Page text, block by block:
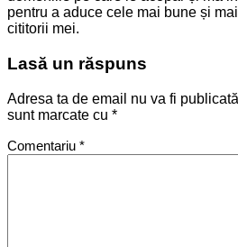
pentru a aduce cele mai bune și
cititorii mei.
Lasă un răspuns
Adresa ta de email nu va fi
sunt marcate cu *
Comentariu *